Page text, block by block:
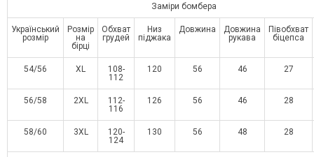
Заміри бомбера
Український
розмір
Розмір
на
бірці
Обхват
грудей
Низ
піджака
Довжина
Довжина
рукава
Півобхват
біцепса
54/56 XL
108-
112
120 56 46 27
56/58 2XL
112-
116
126 56 46 28
58/60 3XL
120-
124
130 56 48 28